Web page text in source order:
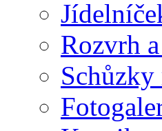
Rozvrh